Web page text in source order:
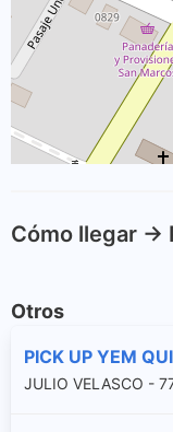
Cómo llegar ->
Otros
PICK UP YEM
JULIO VELASCO -